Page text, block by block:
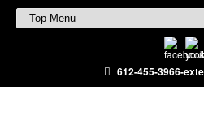
612-455-3966-